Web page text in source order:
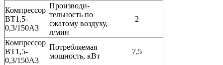
Компрессор
ВТ1,5-
0,3/150А3
Производи-
тельность по
сжатому воздуху,
л/мин
2
Компрессор
ВТ1,5-
0,3/150А3
Потребляемая
мощность, кВт
7,5